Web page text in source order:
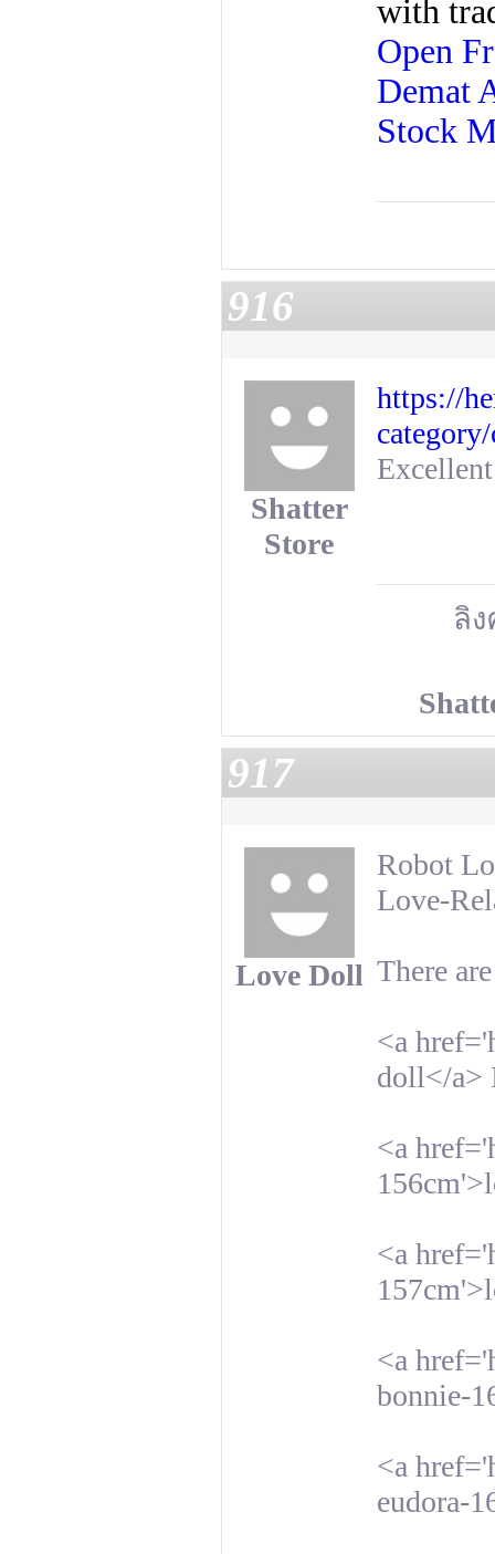
with
Open
Demat
Stock
916
Shatter
Store
https://
ลิ
917
Love Doll
Robot
Love-
There
<a
doll</a>
<a
<a
<a
bonnie-
<a
eudora-